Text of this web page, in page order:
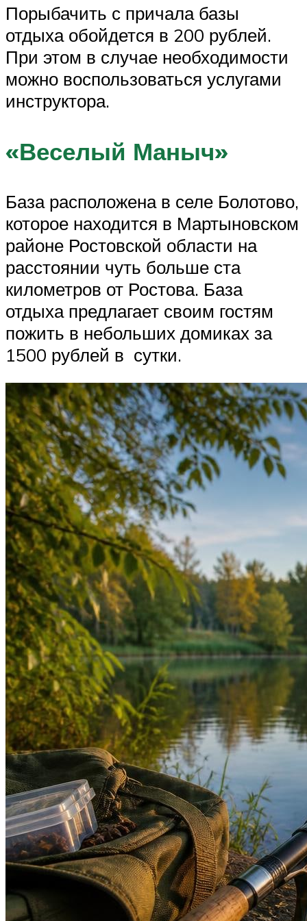
Порыбачить с причала базы
отдыха обойдется в 200 рублей.
При этом в случае необходимости
можно воспользоваться услугами
инструктора.
«Веселый Маныч»
База расположена в селе Болотово,
которое находится в Мартыновском
районе Ростовской области на
расстоянии чуть больше ста
километров от Ростова. База
отдыха предлагает своим гостям
пожить в небольших домиках за
1500 рублей в сутки.